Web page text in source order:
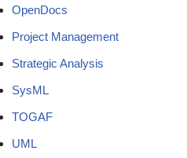
OpenDocs
Project Management
Strategic Analysis
SysML
TOGAF
UML